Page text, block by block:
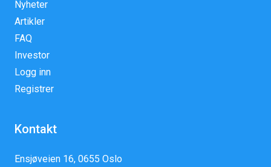
Nyheter
Artikler
FAQ
Investor
Logg inn
Registrer
Kontakt
Ensjøveien 16, 0655 Oslo